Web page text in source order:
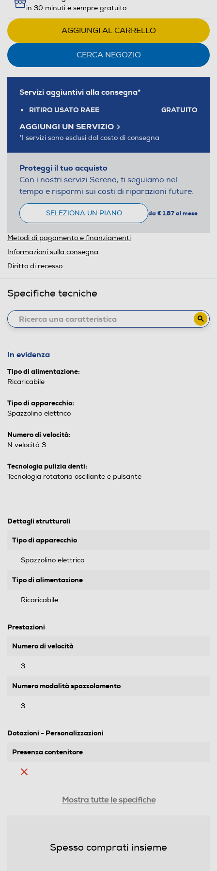
in 30 minuti e sempre gratuito
AGGIUNGI AL CARRELLO
CERCA NEGOZIO
Servizi aggiuntivi alla consegna*
RITIRO USATO RAEE GRATUITO
AGGIUNGI UN SERVIZIO
*I servizi sono esclusi dal costo di consegna
Proteggi il tuo acquisto
Con i nostri servizi Serena, ti seguiamo nel
tempo e risparmi sui costi di riparazioni future.
SELEZIONA UN PIANO da € 1,87 al mese
Metodi di pagamento e finanziamenti
Informazioni sulla consegna
Diritto di recesso
Specifiche tecniche
In evidenza
Tipo di alimentazione:
Ricaricabile
Tipo di apparecchio:
Spazzolino elettrico
Numero di velocità:
N velocità 3
Tecnologia pulizia denti:
Tecnologia rotatoria oscillante e pulsante
Dettagli strutturali
Tipo di apparecchio
Spazzolino elettrico
Tipo di alimentazione
Ricaricabile
Prestazioni
Numero di velocità
3
Numero modalità spazzolamento
3
Dotazioni - Personalizzazioni
Presenza contenitore
Mostra tutte le specifiche
Spesso comprati insieme